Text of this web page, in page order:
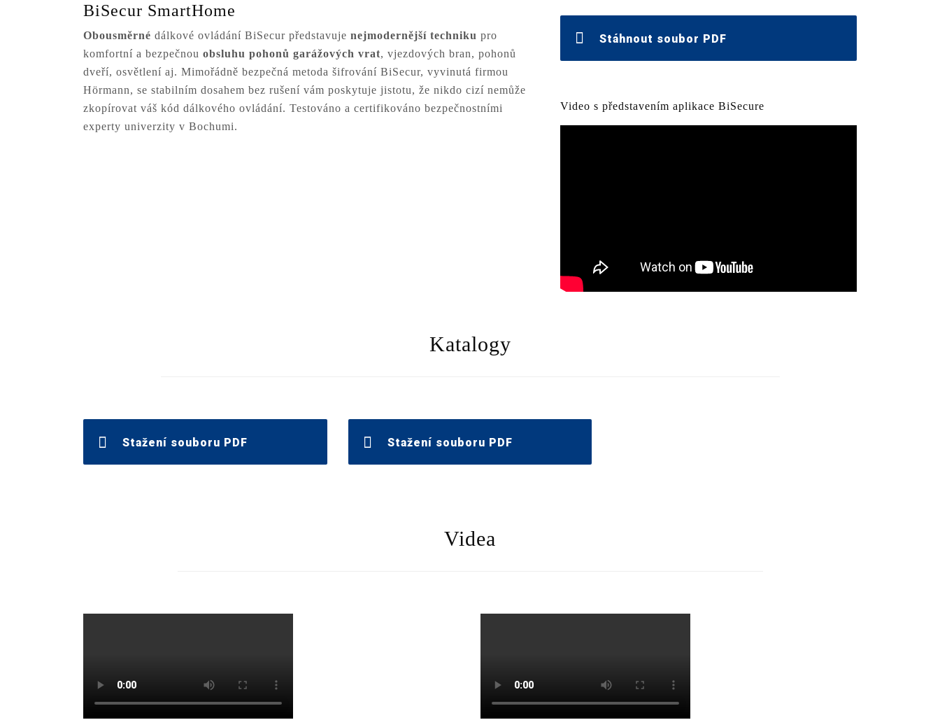
BiSecur SmartHome
Obousměrné dálkové ovládání BiSecur představuje nejmodernější techniku pro
komfortní a bezpečnou obsluhu pohonů garážových vrat, vjezdových bran, pohonů
dveří, osvětlení aj. Mimořádně bezpečná metoda šifrování BiSecur, vyvinutá firmou
Hörmann, se stabilním dosahem bez rušení vám poskytuje jistotu, že nikdo cizí nemůže
zkopírovat váš kód dálkového ovládání. Testováno a certifikováno bezpečnostními
experty univerzity v Bochumi.
Stáhnout soubor PDF
Video s představením aplikace BiSecure
Katalogy
Stažení souboru PDF Stažení souboru PDF
Videa